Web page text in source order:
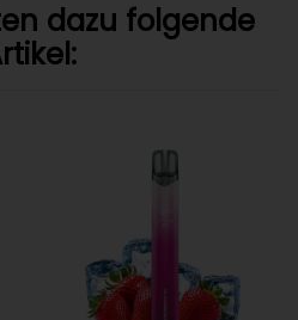
dazu folgende